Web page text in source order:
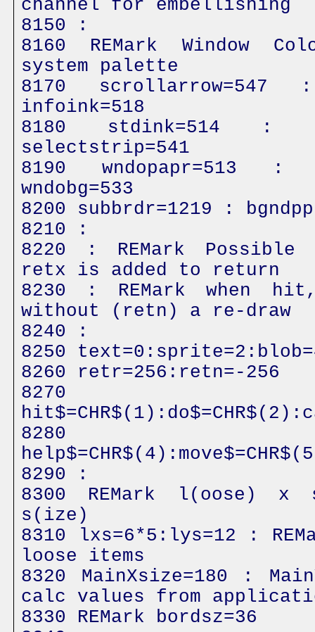
channel for embellishing
8150 :
8160 REMark Window
system palette
8170 scrollarrow=547
infoink=518
8180 stdink=514 :
selectstrip=541
8190 wndopapr=513 :
wndobg=533
8200 subbrdr=1219 :
8210 :
8220 : REMark
retx is added to return
8230 : REMark when
without (retn) a re-draw
8240 :
8250
8260 retr=256:retn=-256
8270
8280
8290 :
8300 REMark l(oose)
s(ize)
8310 lxs=6*5:lys=12 :
loose items
8320 MainXsize=180 :
calc values from
8330 REMark bordsz=36